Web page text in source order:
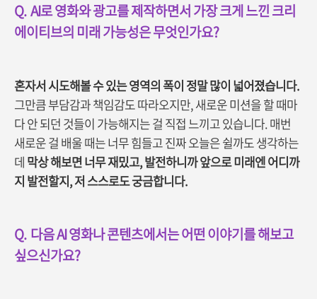
Q. AI로 영화와 광고를 제작하면서 가장 크게 느낀 크리
에이티브의 미래 가능성은 무엇인가요?
혼자서 시도해볼 수 있는 영역의 폭이 정말 많이 넓어졌습니다.
그만큼 부담감과 책임감도 따라오지만, 새로운 미션을 할 때마
다 안 되던 것들이 가능해지는 걸 직접 느끼고 있습니다. 매번
새로운 걸 배울 때는 너무 힘들고 진짜 오늘은 쉴까도 생각하는
데 막상 해보면 너무 재밌고, 발전하니까 앞으로 미래엔 어디까
지 발전할지, 저 스스로도 궁금합니다.
Q. 다음 AI 영화나 콘텐츠에서는 어떤 이야기를 해보고
싶으신가요?